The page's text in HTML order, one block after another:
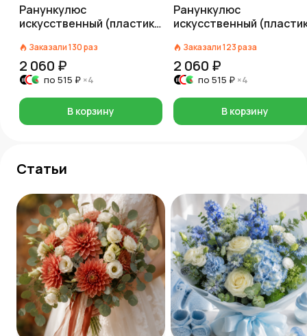
Ранункулюс
искусственный (пластик),
Заказали130раз
2 060 ₽
по 515 ₽ ×4
В корзину
Ранункулюс
искусственный
Заказали123раза
2 060 ₽
по 515 ₽ ×4
В корзину
Статьи